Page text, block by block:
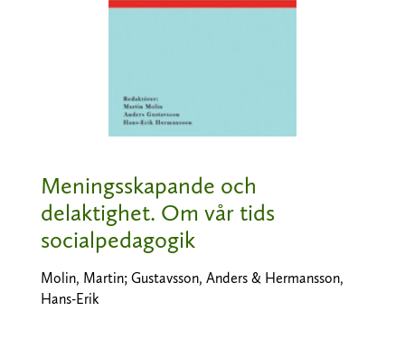
Meningsskapande och
delaktighet. Om vår tids
socialpedagogik
Molin, Martin; Gustavsson, Anders & Hermansson,
Hans-Erik